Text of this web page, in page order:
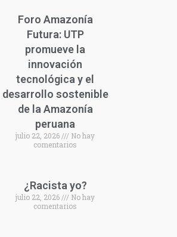
Foro Amazonía
Futura: UTP
promueve la
innovación
tecnológica y el
desarrollo sostenible
de la Amazonía
peruana
julio 22, 2026
No hay
comentarios
¿Racista yo?
julio 22, 2026
No hay
comentarios